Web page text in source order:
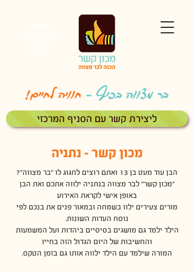
בר מצווה בכיף - חוויה לחיים!
ליצירת קשר עם הסניף המרכזי
מכון קשר - נתניה
הבן עוד מעט בן 13 ואתם רוצים לחגוג לו "בר מצווה"?
"מכון קשר" לבר מצווה בנתניה ילווה אתכם ואת הבן
באופן אישי לקראת האירוע
מורים צעירים ילוו בשמחה ובמאור פנים את בנכם לפי
נוסח העדות השונות.
הילד ילמד גם מושגים בסיסיים ביהדות ועל המשמעות
והחשיבות של היום הגדול הזה בחייו
המורה שילמד עם הילד ילווה אותו גם בזמן הטקס.